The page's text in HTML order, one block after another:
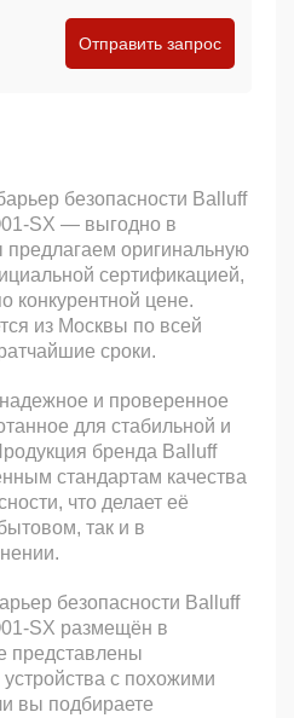
Отправить запрос
безопасности Balluff
SX — выгодно в
оригинальную
сертификацией,
конкурентной цене.
из Москвы по всей
сроки.
и проверенное
для стабильной и
бренда Balluff
стандартам качества
что делает её
так и в
безопасности Balluff
SX размещён в
представлены
с похожими
вы подбираете